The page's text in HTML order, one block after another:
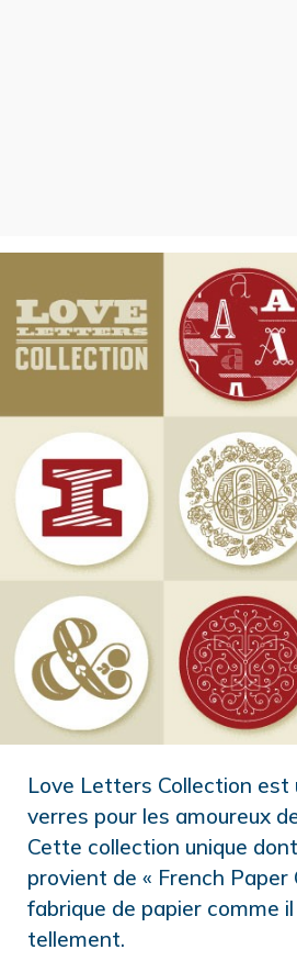
Love Letters Collection est
verres pour les amoureux
Cette collection unique
provient de « French Paper
fabrique de papier comme il
tellement.